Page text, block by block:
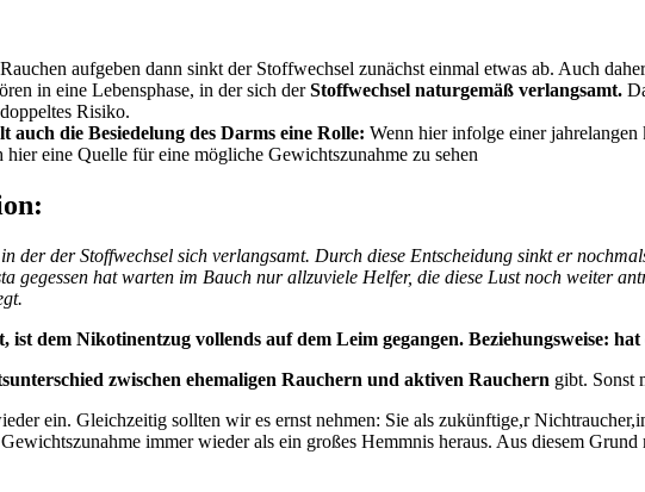
aufgeben dann sinkt der Stoffwechsel zunächst einmal etwas ab. Auch
in eine Lebensphase, in der sich derStoffwechsel naturgemäß verlangsamt.
Risiko.
auch die Besiedelung des Darms eine Rolle: Wenn hier infolge einer
eine Quelle für eine mögliche Gewichtszunahme zu sehen
der der Stoffwechsel sich verlangsamt. Durch diese Entscheidung sinkt er
gegessen hat warten im Bauch nur allzuviele Helfer, die diese Lust noch weiter
dem Nikotinentzug vollends auf dem Leim gegangen. Beziehungsweise: hat
zwischen ehemaligen Rauchern und aktiven Rauchern gibt. Sonst
ein. Gleichzeitig sollten wir es ernst nehmen: Sie als zukünftige,r
immer wieder als ein großes Hemmnis heraus. Aus diesem